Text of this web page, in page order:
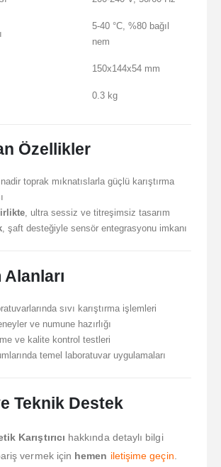
5-40 °C, %80 bağıl
nem
150x144x54 mm
0.3 kg
Özellikler
toprak mıknatıslarla güçlü karıştırma
, ultra sessiz ve titreşimsiz tasarım
, şaft desteğiyle sensör entegrasyonu imkanı
Alanları
sıvı karıştırma işlemleri
ve numune hazırlığı
ve kalite kontrol testleri
temel laboratuvar uygulamaları
Teknik Destek
Karıştırıcı hakkında detaylı bilgi
vermek için hemen iletişime geçin